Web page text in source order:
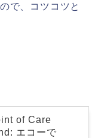
で、コツコツと
of Care
エコーで